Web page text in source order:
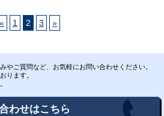
« 1 2 3 »
やご質問など、お気軽にお問い合わせください。
ります。
わせはこちら